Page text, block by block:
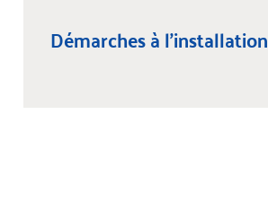
Démarches à l’installation